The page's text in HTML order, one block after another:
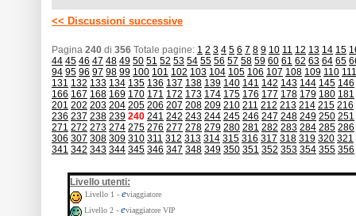
<< Discussioni successive
Pagina 240 di 356 Totale pagine: 1 2 3 4 5 6 7 8 9 10 11 12 13 14 15
44 45 46 47 48 49 50 51 52 53 54 55 56 57 58 59 60 61 62 63 64 65
94 95 96 97 98 99 100 101 102 103 104 105 106 107 108 109 110 111
131 132 133 134 135 136 137 138 139 140 141 142 143 144 145 146
166 167 168 169 170 171 172 173 174 175 176 177 178 179 180 181
201 202 203 204 205 206 207 208 209 210 211 212 213 214 215 216
236 237 238 239 240 241 242 243 244 245 246 247 248 249 250 251
271 272 273 274 275 276 277 278 279 280 281 282 283 284 285 286
306 307 308 309 310 311 312 313 314 315 316 317 318 319 320 321
341 342 343 344 345 346 347 348 349 350 351 352 353 354 355 356
Livello utenti:
Livello 1 - eviaggiatore
Livello 2 - eviaggiatore VIP